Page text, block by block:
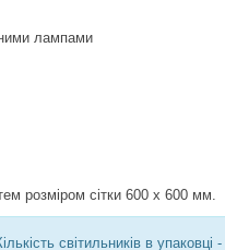
лампами
розміром сітки 600 х 600 мм.
світильників в упаковці